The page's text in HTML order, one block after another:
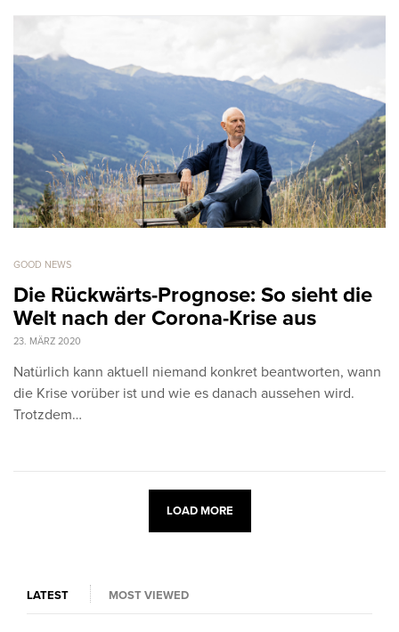
GOOD NEWS
Die Rückwärts-Prognose: So sieht die
Welt nach der Corona-Krise aus
23. MÄRZ 2020
Natürlich kann aktuell niemand konkret beantworten, wann
die Krise vorüber ist und wie es danach aussehen wird.
Trotzdem…
LOAD MORE
LATEST MOST VIEWED